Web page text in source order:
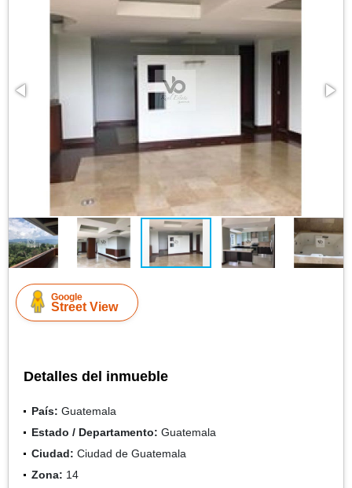
Google
Street View
Detalles del inmueble
País: Guatemala
Estado / Departamento: Guatemala
Ciudad: Ciudad de Guatemala
Zona: 14